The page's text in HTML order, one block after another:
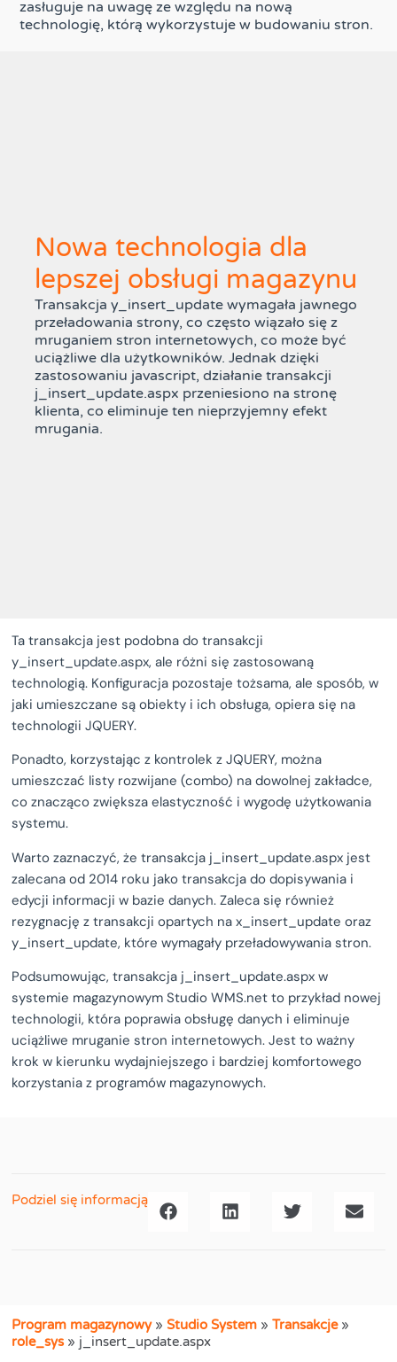
zasługuje na uwagę ze względu na nową
technologię, którą wykorzystuje w budowaniu stron.
Nowa technologia dla
lepszej obsługi magazynu
Transakcja y_insert_update wymagała jawnego
przeładowania strony, co często wiązało się z
mruganiem stron internetowych, co może być
uciążliwe dla użytkowników. Jednak dzięki
zastosowaniu javascript, działanie transakcji
j_insert_update.aspx przeniesiono na stronę
klienta, co eliminuje ten nieprzyjemny efekt
mrugania.
Ta transakcja jest podobna do transakcji
y_insert_update.aspx, ale różni się zastosowaną
technologią. Konfiguracja pozostaje tożsama, ale sposób, w
jaki umieszczane są obiekty i ich obsługa, opiera się na
technologii JQUERY.
Ponadto, korzystając z kontrolek z JQUERY, można
umieszczać listy rozwijane (combo) na dowolnej zakładce,
co znacząco zwiększa elastyczność i wygodę użytkowania
systemu.
Warto zaznaczyć, że transakcja j_insert_update.aspx jest
zalecana od 2014 roku jako transakcja do dopisywania i
edycji informacji w bazie danych. Zaleca się również
rezygnację z transakcji opartych na x_insert_update oraz
y_insert_update, które wymagały przeładowywania stron.
Podsumowując, transakcja j_insert_update.aspx w
systemie magazynowym Studio WMS.net to przykład nowej
technologii, która poprawia obsługę danych i eliminuje
uciążliwe mruganie stron internetowych. Jest to ważny
krok w kierunku wydajniejszego i bardziej komfortowego
korzystania z programów magazynowych.
Podziel się informacją
Program magazynowy»Studio System »Transakcje»
role_sys» j_insert_update.aspx